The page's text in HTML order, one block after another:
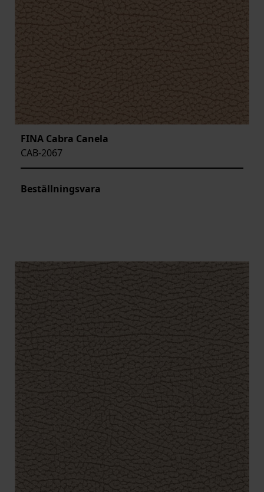
FINA Cabra Canela
CAB-2067
Beställningsvara